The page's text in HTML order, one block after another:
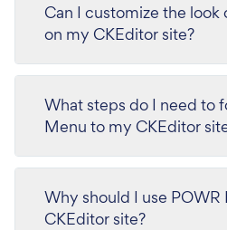
Can I customize the
on my CKEditor site?
What steps do I need to
Menu to my CKEditor
Why should I use
CKEditor site?